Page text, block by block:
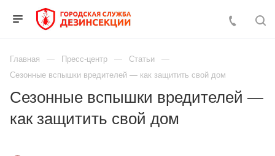
Главная Пресс-центр
Статьи
Сезонные вспышки вредителей — как защитить свой дом
Сезонные вспышки вредителей —
как защитить свой дом